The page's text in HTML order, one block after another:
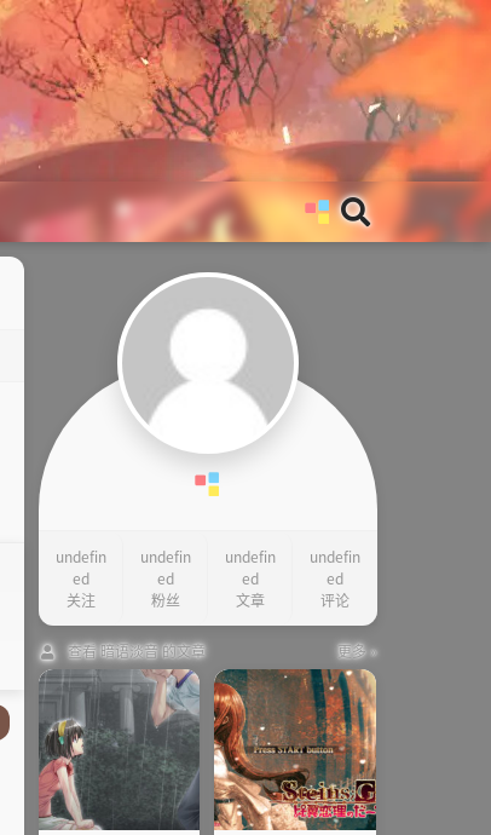
undefin
ed
关注
undefin
ed
粉丝
undefin
ed
文章
undefin
ed
评论
查看 暗语淡音 的文章 更多 »